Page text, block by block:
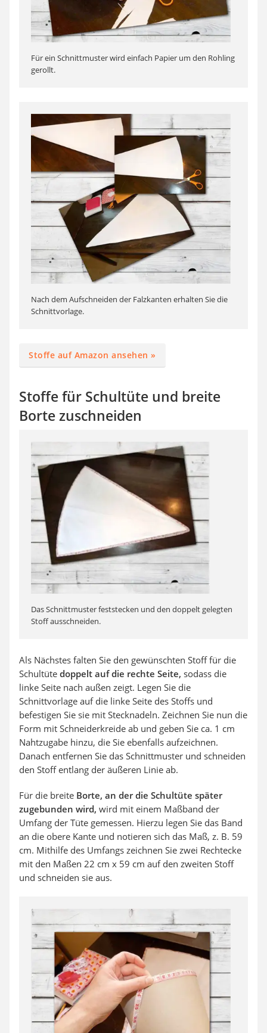
Für ein Schnittmuster wird einfach Papier um den Rohling
gerollt.
Nach dem Aufschneiden der Falzkanten erhalten Sie die
Schnittvorlage.
Stoffe auf Amazon ansehen »
Stoffe für Schultüte und breite
Borte zuschneiden
Das Schnittmuster feststecken und den doppelt gelegten
Stoff ausschneiden.
Als Nächstes falten Sie den gewünschten Stoff für die
Schultüte doppelt auf die rechte Seite, sodass die
linke Seite nach außen zeigt. Legen Sie die
Schnittvorlage auf die linke Seite des Stoffs und
befestigen Sie sie mit Stecknadeln. Zeichnen Sie nun die
Form mit Schneiderkreide ab und geben Sie ca. 1 cm
Nahtzugabe hinzu, die Sie ebenfalls aufzeichnen.
Danach entfernen Sie das Schnittmuster und schneiden
den Stoff entlang der äußeren Linie ab.
Für die breite Borte, an der die Schultüte später
zugebunden wird, wird mit einem Maßband der
Umfang der Tüte gemessen. Hierzu legen Sie das Band
an die obere Kante und notieren sich das Maß, z. B. 59
cm. Mithilfe des Umfangs zeichnen Sie zwei Rechtecke
mit den Maßen 22 cm x 59 cm auf den zweiten Stoff
und schneiden sie aus.